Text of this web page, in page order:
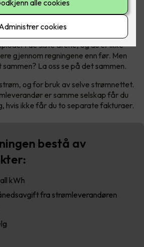
å forstå
de siste årene, og du er ikke
gjennom regningene enn før. Men
La oss se på det sammen.
og for bruk av selve strømnettet.
er samme selskap får du
hvis ikke får du to separate fakturaer.
bestå av
kWh
fra strømleverandøren